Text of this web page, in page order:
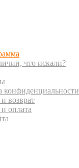
что искали?
конфиденциальности
возврат
оплата